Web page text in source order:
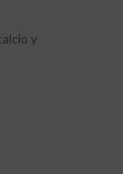
y